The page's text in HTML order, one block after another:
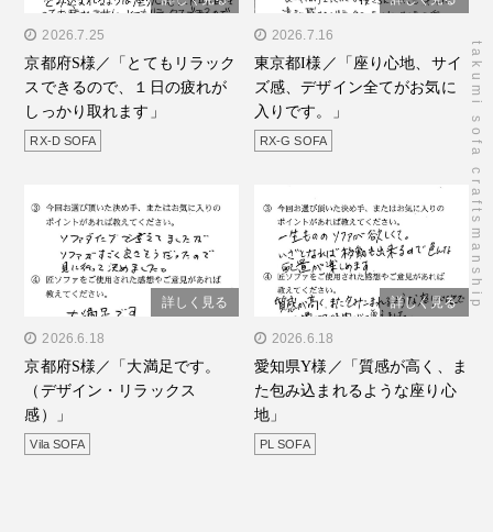
takumi sofa craftsmanship
" alt="京都府S様／「とて
もリラックスできるので、
１日の疲れがしっかり取れ
ます」"/>
2026.7.25
京都府S様／「とてもリラック
スできるので、１日の疲れが
しっかり取れます」
RX-D SOFA
" alt="東京都I様／「座り心
地、サイズ感、デザイン全
てがお気に入りで
す。」"/>
2026.7.16
東京都I様／「座り心地、サイ
ズ感、デザイン全てがお気に
入りです。」
RX-G SOFA
" alt="京都府S様／「大満
足です。（デザイン・リラ
ックス感）」"/>
詳しく見る
2026.6.18
京都府S様／「大満足です。
（デザイン・リラックス
感）」
Vila SOFA
" alt="愛知県Y様／「質感
が高く、また包み込まれる
ような座り心地」"/>
詳しく見る
2026.6.18
愛知県Y様／「質感が高く、ま
た包み込まれるような座り心
地」
PL SOFA